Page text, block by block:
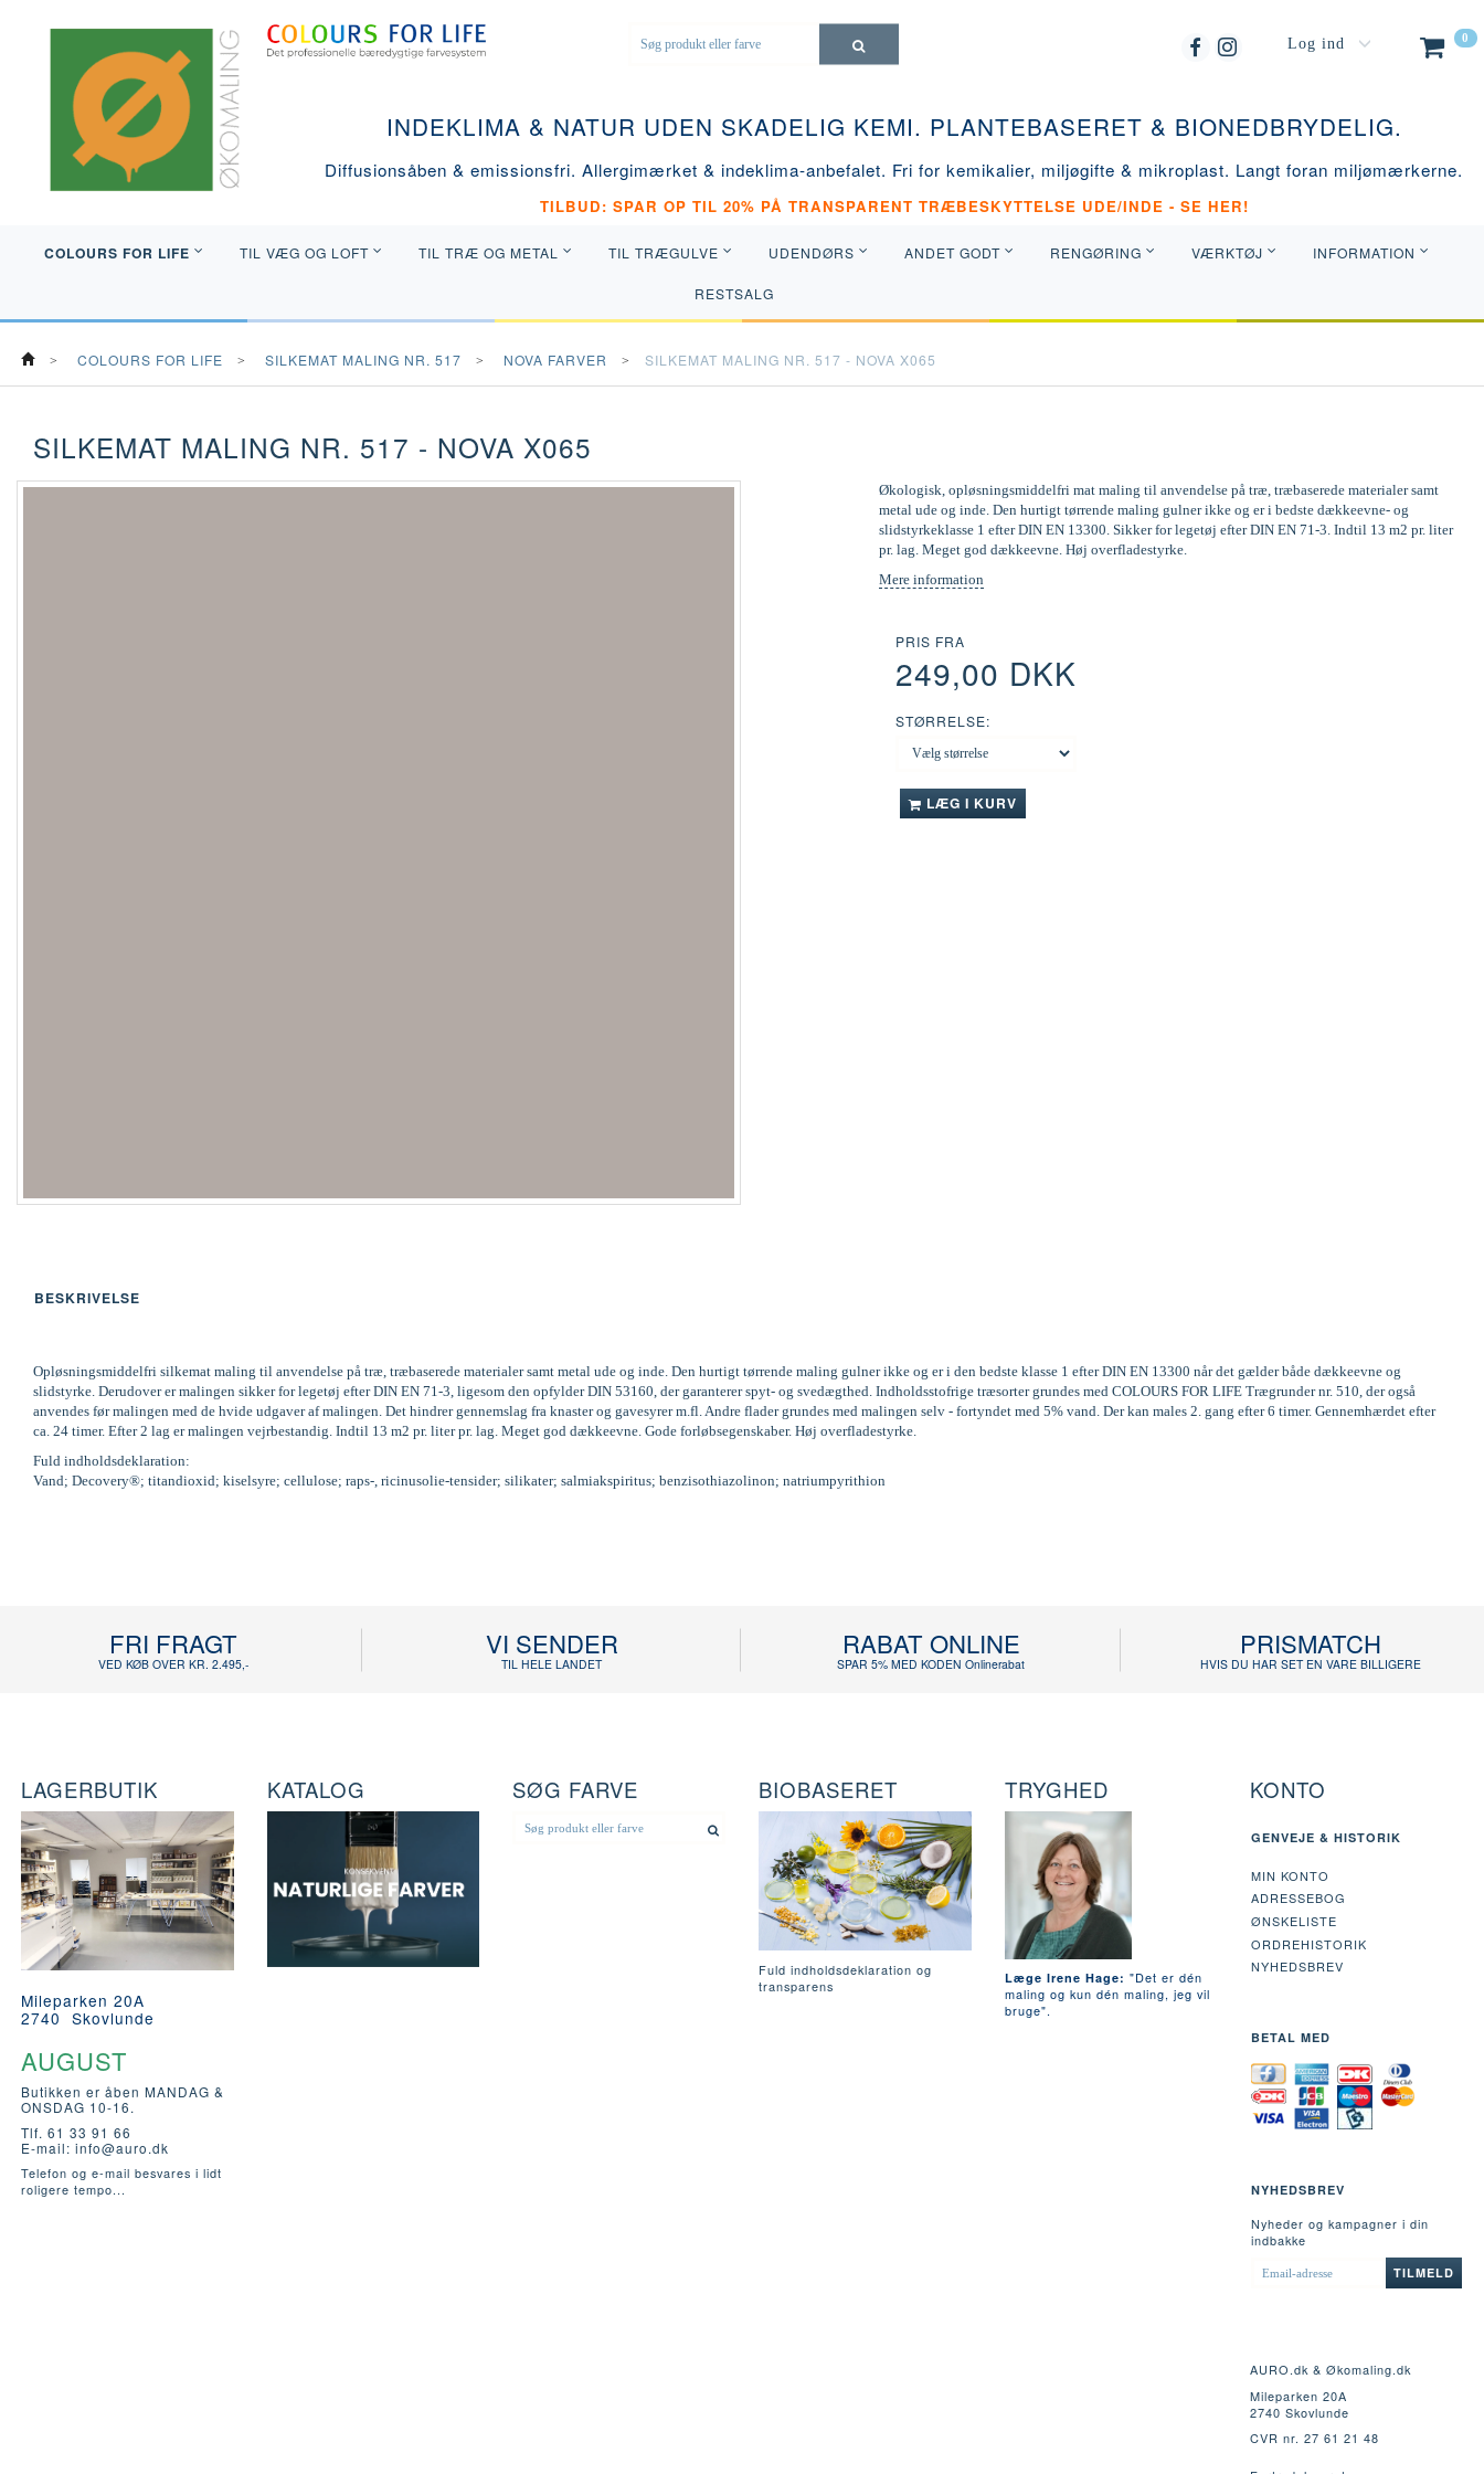
0
Log ind
INDEKLIMA & NATUR UDEN SKADELIG KEMI. PLANTEBASERET & BIONEDBRYDELIG.
Diffusionsåben & emissionsfri. Allergimærket & indeklima-anbefalet. Fri for kemikalier, miljøgifte & mikroplast. Langt foran miljømærkerne.
TILBUD: SPAR OP TIL 20% PÅ TRANSPARENT TRÆBESKYTTELSE UDE/INDE - SE HER!
COLOURS FOR LIFE TIL VÆG OG LOFT TIL TRÆ OG METAL TIL TRÆGULVE UDENDØRS ANDET GODT RENGØRING VÆRKTØJ INFORMATION
RESTSALG
COLOURS FOR LIFE SILKEMAT MALING NR. 517 NOVA FARVER SILKEMAT MALING NR. 517 - NOVA X065
SILKEMAT MALING NR. 517 - NOVA X065
Økologisk, opløsningsmiddelfri mat maling til anvendelse på træ, træbaserede materialer samt
metal ude og inde. Den hurtigt tørrende maling gulner ikke og er i bedste dækkeevne- og
slidstyrkeklasse 1 efter DIN EN 13300. Sikker for legetøj efter DIN EN 71-3. Indtil 13 m2 pr. liter
pr. lag. Meget god dækkeevne. Høj overfladestyrke.
Mere information
PRIS FRA
249,00 DKK
STØRRELSE:
LÆG I KURV
BESKRIVELSE
Opløsningsmiddelfri silkemat maling til anvendelse på træ, træbaserede materialer samt metal ude og inde. Den hurtigt tørrende maling gulner ikke og er i den bedste klasse 1 efter DIN EN 13300 når det gælder både dækkeevne og
slidstyrke. Derudover er malingen sikker for legetøj efter DIN EN 71-3, ligesom den opfylder DIN 53160, der garanterer spyt- og svedægthed. Indholdsstofrige træsorter grundes med COLOURS FOR LIFE Trægrunder nr. 510, der også
anvendes før malingen med de hvide udgaver af malingen. Det hindrer gennemslag fra knaster og gavesyrer m.fl. Andre flader grundes med malingen selv - fortyndet med 5% vand. Der kan males 2. gang efter 6 timer. Gennemhærdet efter
ca. 24 timer. Efter 2 lag er malingen vejrbestandig. Indtil 13 m2 pr. liter pr. lag. Meget god dækkeevne. Gode forløbsegenskaber. Høj overfladestyrke.
Fuld indholdsdeklaration:
Vand; Decovery®; titandioxid; kiselsyre; cellulose; raps-, ricinusolie-tensider; silikater; salmiakspiritus; benzisothiazolinon; natriumpyrithion
FRI FRAGT
VED KØB OVER KR. 2.495,-
VI SENDER
TIL HELE LANDET
RABAT ONLINE
SPAR 5% MED KODEN Onlinerabat
PRISMATCH
HVIS DU HAR SET EN VARE BILLIGERE
LAGERBUTIK
Mileparken 20A
2740 Skovlunde
AUGUST
Butikken er åben MANDAG &
ONSDAG 10-16.
Tlf. 61 33 91 66
E-mail: info@auro.dk
Telefon og e-mail besvares i lidt
roligere tempo...
KATALOG SØG FARVE BIOBASERET
Fuld indholdsdeklaration og
transparens
TRYGHED
Læge Irene Hage: "Det er dén
maling og kun dén maling, jeg vil
bruge".
KONTO
GENVEJE & HISTORIK
MIN KONTO
ADRESSEBOG
ØNSKELISTE
ORDREHISTORIK
NYHEDSBREV
BETAL MED
NYHEDSBREV
Nyheder og kampagner i din
indbakke
EMAIL-
ADRESSE
TILMELD
AURO.dk & Økomaling.dk
Mileparken 20A
2740 Skovlunde
CVR nr. 27 61 21 48